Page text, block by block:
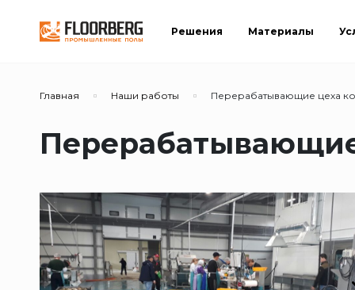
Решения Материалы
Главная Наши работы Перерабатывающие цеха